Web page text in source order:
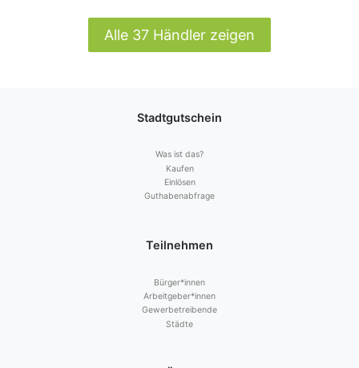
Alle 37 Händler zeigen
Stadtgutschein
Was ist das?
Kaufen
Einlösen
Guthabenabfrage
Teilnehmen
Bürger*innen
Arbeitgeber*innen
Gewerbetreibende
Städte